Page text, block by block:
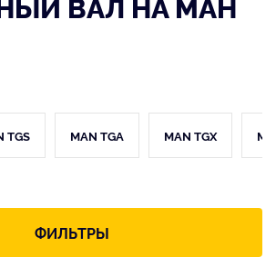
TGS MAN TGA MAN TGX
ФИЛЬТРЫ